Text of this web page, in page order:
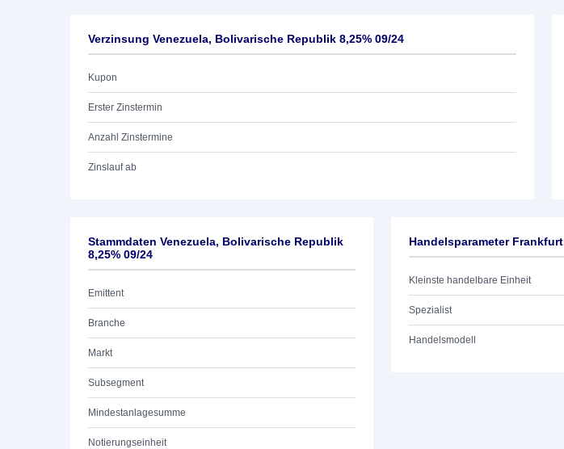
Verzinsung Venezuela, Bolivarische Republik 8,25% 09/24
Kupon
Erster Zinstermin
Anzahl Zinstermine
Zinslauf ab
Stammdaten Venezuela, Bolivarische Republik
8,25% 09/24
Emittent
Branche
Markt
Subsegment
Mindestanlagesumme
Notierungseinheit
Handelsparameter Frankfurt
Kleinste handelbare Einheit
Spezialist
Handelsmodell